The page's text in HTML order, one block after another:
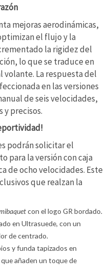
mejoras aerodinámicas,
el flujo y la
la rigidez del
lo que se traduce en
volante. La respuesta del
en las versiones
de seis velocidades,
y precisos.
podrán solicitar el
para la versión con caja
de ocho velocidades. Este
que realzan la
con el logo GR bordado.
en Ultrasuede, con un
de centrado.
y funda tapizados en
añaden un toque de